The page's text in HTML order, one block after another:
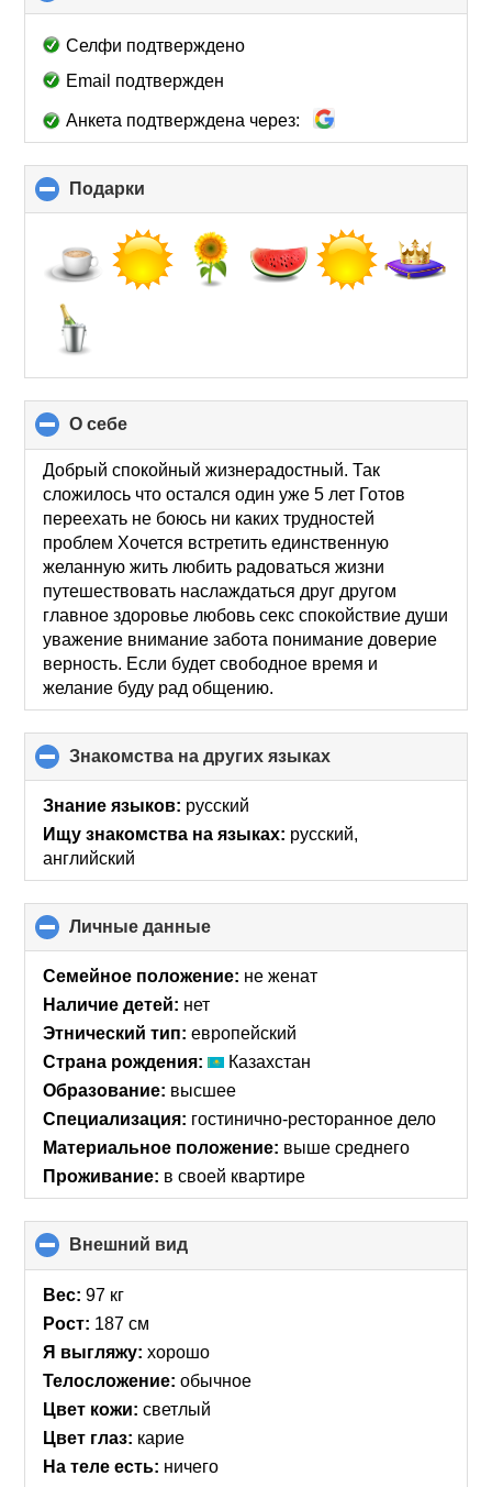
to
Селфи подтверждено
Email подтвержден
Анкета подтверждена через:
Подарки
to
collapse
contents
О себе
to
collapse
contents
Добрый спокойный жизнерадостный. Так
сложилось что остался один уже 5 лет Готов
переехать не боюсь ни каких трудностей
проблем Хочется встретить единственную
желанную жить любить радоваться жизни
путешествовать наслаждаться друг другом
главное здоровье любовь секс спокойствие души
уважение внимание забота понимание доверие
верность. Если будет свободное время и
желание буду рад общению.
Знакомства на других языках
to
contents
Знание языков: русский
Ищу знакомства на языках: русский,
английский
Личные данные
to
collapse
Семейное положение: не женат
Наличие детей: нет
Этнический тип: европейский
Страна рождения:
Казахстан
Образование: высшее
Специализация: гостинично-ресторанное дело
Материальное положение: выше среднего
Проживание: в своей квартире
Внешний вид
to
Вес: 97 кг
Рост: 187 см
Я выгляжу: хорошо
Телосложение: обычное
Цвет кожи: светлый
Цвет глаз: карие
На теле есть: ничего